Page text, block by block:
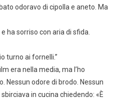
odoravo di cipolla e aneto. Ma
ha sorriso con aria di sfida.
turno ai fornelli.”
era nella media, ma l’ho
Nessun odore di brodo. Nessun
in cucina chiedendo: «È